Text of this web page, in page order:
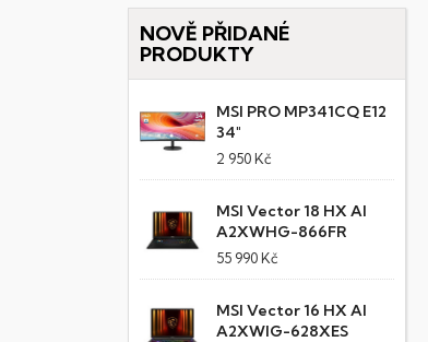
NOVĚ PŘIDANÉ
PRODUKTY
MSI PRO MP341CQ E12
34"
2 950 Kč
MSI Vector 18 HX AI
A2XWHG-866FR
55 990 Kč
MSI Vector 16 HX AI
A2XWIG-628XES